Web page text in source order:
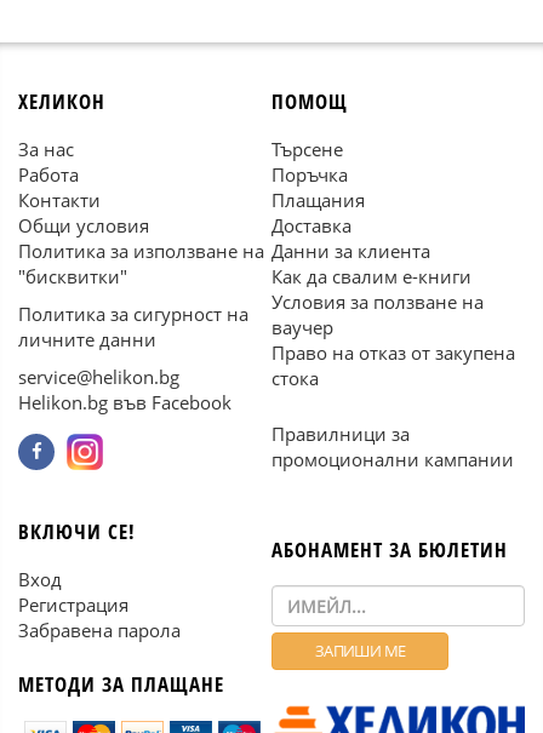
ХЕЛИКОН
За нас
Работа
Контакти
Общи условия
Политика за използване на
"бисквитки"
Политика за сигурност на
личните данни
service@helikon.bg
Helikon.bg във Facebook
ПОМОЩ
Търсене
Поръчка
Плащания
Доставка
Данни за клиента
Как да свалим е-книги
Условия за ползване на
ваучер
Право на отказ от закупена
стока
Правилници за
промоционални кампании
ВКЛЮЧИ СЕ!
Вход
Регистрация
Забравена парола
МЕТОДИ ЗА ПЛАЩАНЕ
АБОНАМЕНТ ЗА БЮЛЕТИН